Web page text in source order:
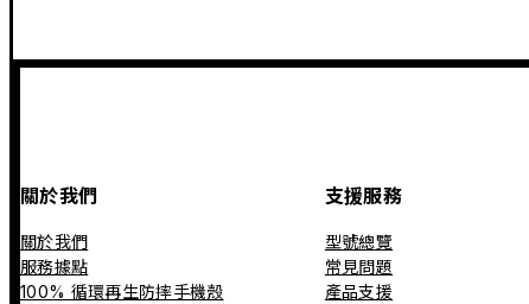
關於我們
關於我們
服務據點
100% 循環再生防摔手機殼
支援服務
型號總覽
常見問題
產品支援